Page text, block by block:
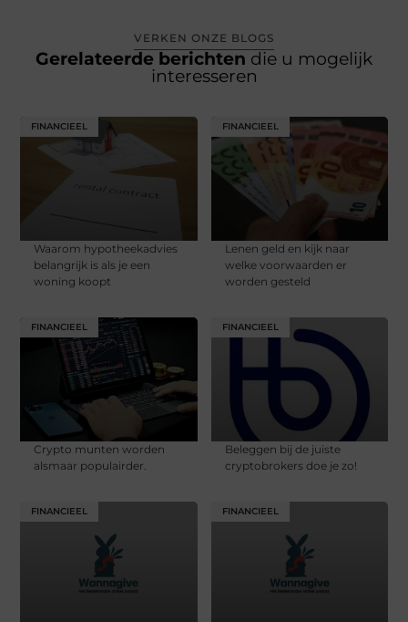
VERKEN ONZE BLOGS
Gerelateerde berichten die u mogelijk
interesseren
FINANCIEEL
Waarom hypotheekadvies
belangrijk is als je een
woning koopt
FINANCIEEL
Lenen geld en kijk naar
welke voorwaarden er
worden gesteld
FINANCIEEL
Crypto munten worden
alsmaar populairder.
FINANCIEEL
Beleggen bij de juiste
cryptobrokers doe je zo!
FINANCIEEL FINANCIEEL